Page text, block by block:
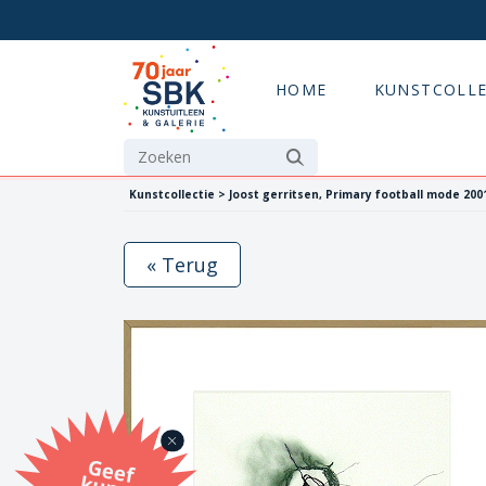
HOME
Kunstcollectie > Joost gerritsen, Primary football mode
G
eef
u
n
st
a
d
o
m
et
e SB
K
u
n
stb
o
n
« Terug